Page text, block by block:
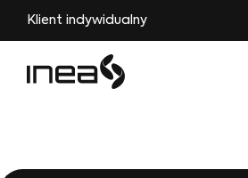
Klient indywidualny